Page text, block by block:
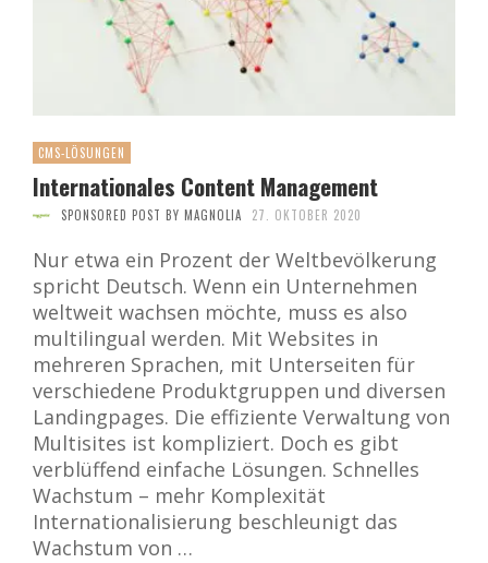
CMS-LÖSUNGEN
Internationales Content Management
SPONSORED POST BY MAGNOLIA 27. OKTOBER 2020
Nur etwa ein Prozent der Weltbevölkerung
spricht Deutsch. Wenn ein Unternehmen
weltweit wachsen möchte, muss es also
multilingual werden. Mit Websites in
mehreren Sprachen, mit Unterseiten für
verschiedene Produktgruppen und diversen
Landingpages. Die effiziente Verwaltung von
Multisites ist kompliziert. Doch es gibt
verblüffend einfache Lösungen. Schnelles
Wachstum – mehr Komplexität
Internationalisierung beschleunigt das
Wachstum von …